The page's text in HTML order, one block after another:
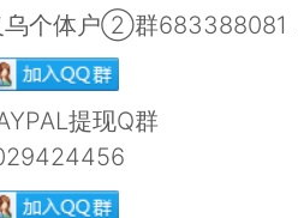
乌个体户②群683388081
提现Q群